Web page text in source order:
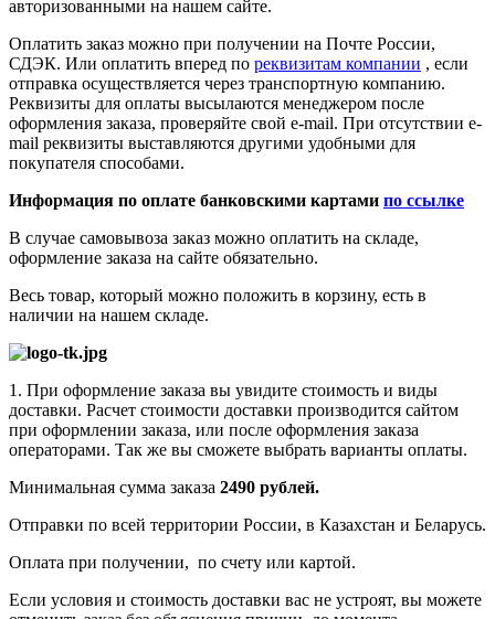
авторизованными на нашем сайте.
Оплатить заказ можно при получении на Почте России,
СДЭК. Или оплатить вперед по реквизитам компании , если
отправка осуществляется через транспортную компанию.
Реквизиты для оплаты высылаются менеджером после
оформления заказа, проверяйте свой e-mail. При отсутствии e-
mail реквизиты выставляются другими удобными для
покупателя способами.
Информация по оплате банковскими картами по ссылке
В случае самовывоза заказ можно оплатить на складе,
оформление заказа на сайте обязательно.
Весь товар, который можно положить в корзину, есть в
наличии на нашем складе.
1. При оформление заказа вы увидите стоимость и виды
доставки. Расчет стоимости доставки производится сайтом
при оформлении заказа, или после оформления заказа
операторами. Так же вы сможете выбрать варианты оплаты.
Минимальная сумма заказа 2490 рублей.
Отправки по всей территории России, в Казахстан и Беларусь.
Оплата при получении, по счету или картой.
Если условия и стоимость доставки вас не устроят, вы можете